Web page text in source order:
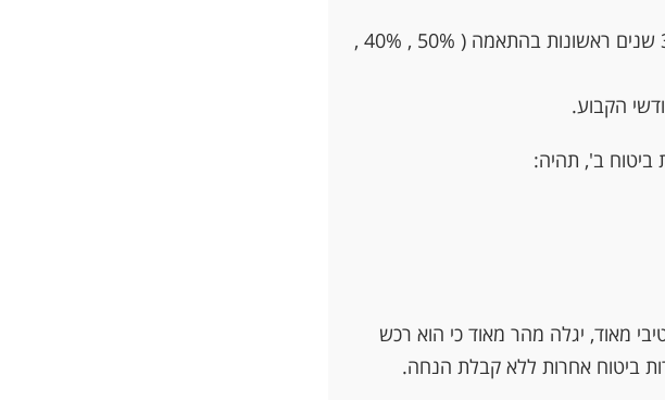
חברת ביטוח ב' יצאה במבצע הכולל הנחה מיוחדת ל-3 שנים ראשונות בהתאמה ( 50% , 40% ,
הקבוע.
מאוד, יגלה מהר מאוד כי הוא רכש
ביטוח אחרות ללא קבלת הנחה.